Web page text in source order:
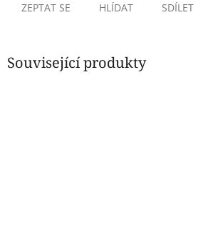
ZEPTAT SE HLÍDAT SDÍLET
Související produkty